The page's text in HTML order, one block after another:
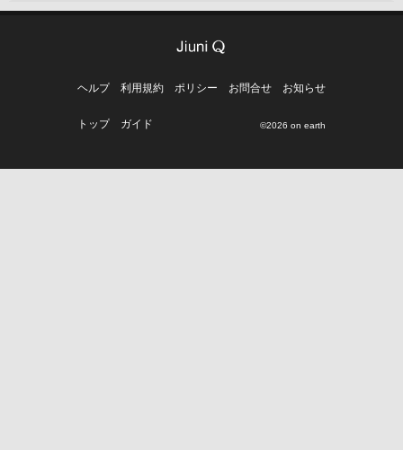
ヘルプ 利用規約 ポリシー お問合せ お知らせ
トップ ガイド ©2026 on earth